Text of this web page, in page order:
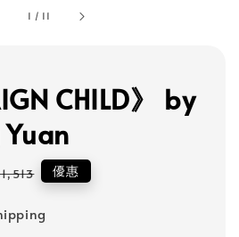
1 / 11
CHILD》 by
優惠